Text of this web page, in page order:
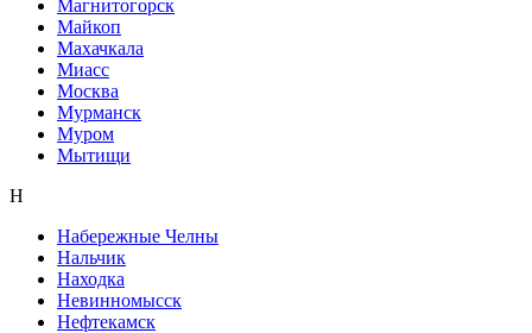
Магнитогорск
Майкоп
Махачкала
Миасс
Москва
Мурманск
Муром
Мытищи
Н
Набережные Челны
Нальчик
Находка
Невинномысск
Нефтекамск